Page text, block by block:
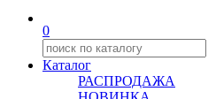
0
Каталог
РАСПРОДАЖА